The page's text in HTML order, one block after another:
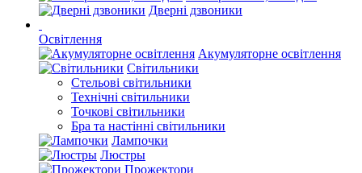
Дверні дзвоники
Освітлення
Акумуляторне освітлення
Світильники
Стельові світильники
Технічні світильники
Точкові світильники
Бра та настінні світильники
Лампочки
Люстры
Прожектори